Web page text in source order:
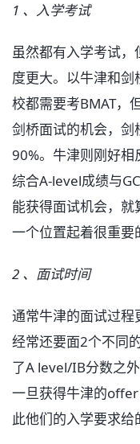
1 、入学考试
虽然都有入学考试
度更大。以牛津和
校都需要考BMAT，
剑桥面试的机会，
90%。牛津则刚好相
综合A-level成绩与
能获得面试机会，
一个位置起着很重要
2 、面试时间
通常牛津的面试过
经常还要面2个不同
了A level/IB分数之外
一旦获得牛津的
此他们的入学要求给